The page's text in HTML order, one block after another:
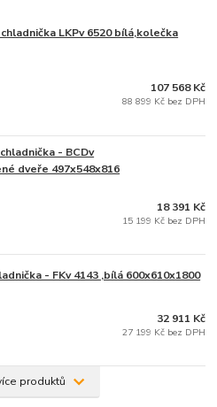
LKPv 6520 bílá,kolečka
107 568 Kč
88 899 Kč bez DPH
- BCDv
dveře 497x548x816
18 391 Kč
15 199 Kč bez DPH
- FKv 4143 ,bílá 600x610x1800
32 911 Kč
27 199 Kč bez DPH
produktů